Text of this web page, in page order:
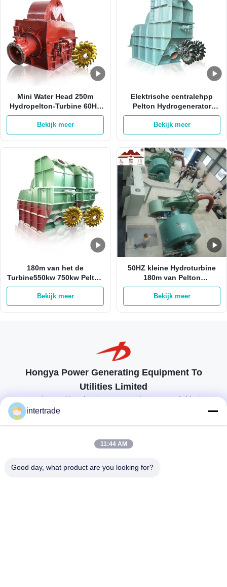
Mini Water Head 250m
Hydropelton-Turbine 60HZ
van het Wielturbine van
Gird 500RPM Pelton
Bekijk meer
Elektrische centralehpp
Pelton Hydrogenerator
2500kw 1500RPM met 1 Pijp
Bekijk meer
180m van het de
Turbine550kw 750kw Pelton
Water van Water
Hoofdpelton Hydro het
Wielturbine
Bekijk meer
50HZ kleine Hydroturbine
180m van Pelton
Waterhoofd op Gird-
Roestvrij staal
Bekijk meer
Hongya Power Generating Equipment To
Utilities Limited
op maat gemaakte oplossingen om aan de eisen van de klant te
86-28-37561966-8:00
intertrade
11:44 AM
Good day, what product are you looking for?